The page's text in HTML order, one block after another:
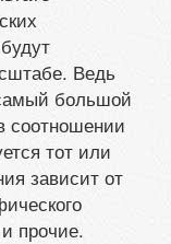
Ведь
большой
соотношении
тот или
зависит от
прочие.